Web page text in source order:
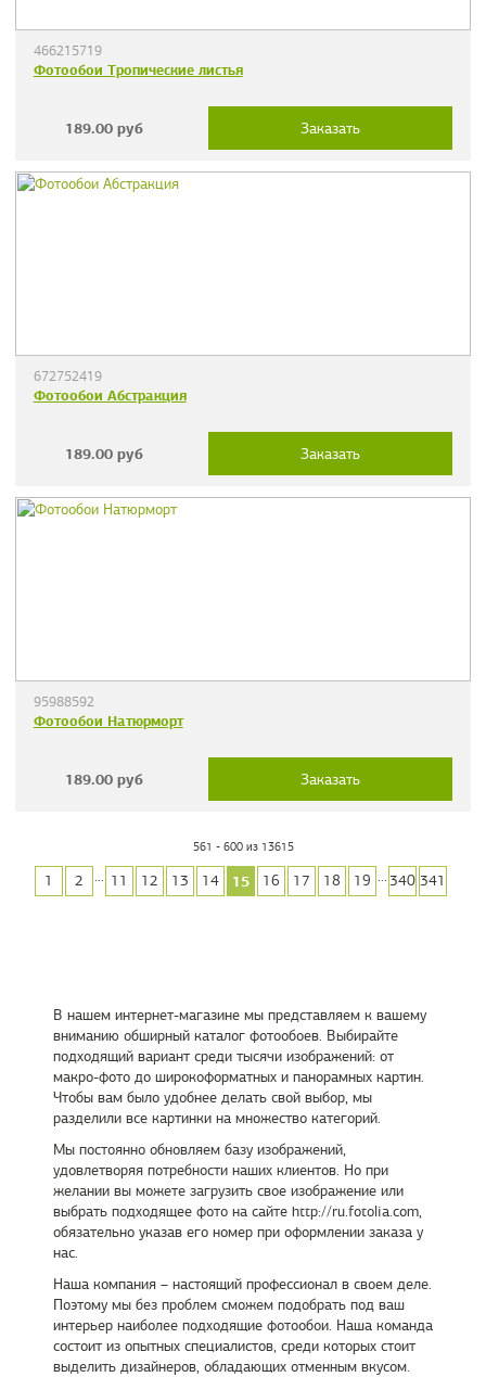
466215719
Фотообои Тропические листья
189.00 руб Заказать
672752419
Фотообои Абстракция
189.00 руб Заказать
95988592
Фотообои Натюрморт
189.00 руб Заказать
561 - 600 из 13615
1 2 ... 11 12 13 14 15 16 17 18 19 ...340 341
В нашем интернет-магазине мы представляем к вашему
вниманию обширный каталог фотообоев. Выбирайте
подходящий вариант среди тысячи изображений: от
макро-фото до широкоформатных и панорамных картин.
Чтобы вам было удобнее делать свой выбор, мы
разделили все картинки на множество категорий.
Мы постоянно обновляем базу изображений,
удовлетворяя потребности наших клиентов. Но при
желании вы можете загрузить свое изображение или
выбрать подходящее фото на сайте http://ru.fotolia.com,
обязательно указав его номер при оформлении заказа у
нас.
Наша компания – настоящий профессионал в своем деле.
Поэтому мы без проблем сможем подобрать под ваш
интерьер наиболее подходящие фотообои. Наша команда
состоит из опытных специалистов, среди которых стоит
выделить дизайнеров, обладающих отменным вкусом.